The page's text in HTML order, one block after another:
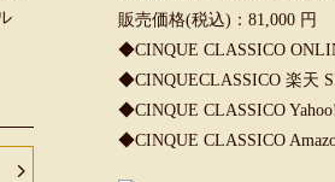
販売価格(税込)：81,000 円
◆CINQUE CLASSICO
◆CINQUECLASSICO 楽天
◆CINQUE CLASSICO
◆CINQUE CLASSICO
ープントゥミュール レザーサンャーマ